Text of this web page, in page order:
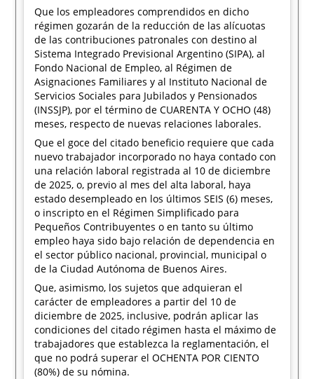
Que los empleadores comprendidos en dicho
régimen gozarán de la reducción de las alícuotas
de las contribuciones patronales con destino al
Sistema Integrado Previsional Argentino (SIPA), al
Fondo Nacional de Empleo, al Régimen de
Asignaciones Familiares y al Instituto Nacional de
Servicios Sociales para Jubilados y Pensionados
(INSSJP), por el término de CUARENTA Y OCHO (48)
meses, respecto de nuevas relaciones laborales.
Que el goce del citado beneficio requiere que cada
nuevo trabajador incorporado no haya contado con
una relación laboral registrada al 10 de diciembre
de 2025, o, previo al mes del alta laboral, haya
estado desempleado en los últimos SEIS (6) meses,
o inscripto en el Régimen Simplificado para
Pequeños Contribuyentes o en tanto su último
empleo haya sido bajo relación de dependencia en
el sector público nacional, provincial, municipal o
de la Ciudad Autónoma de Buenos Aires.
Que, asimismo, los sujetos que adquieran el
carácter de empleadores a partir del 10 de
diciembre de 2025, inclusive, podrán aplicar las
condiciones del citado régimen hasta el máximo de
trabajadores que establezca la reglamentación, el
que no podrá superar el OCHENTA POR CIENTO
(80%) de su nómina.